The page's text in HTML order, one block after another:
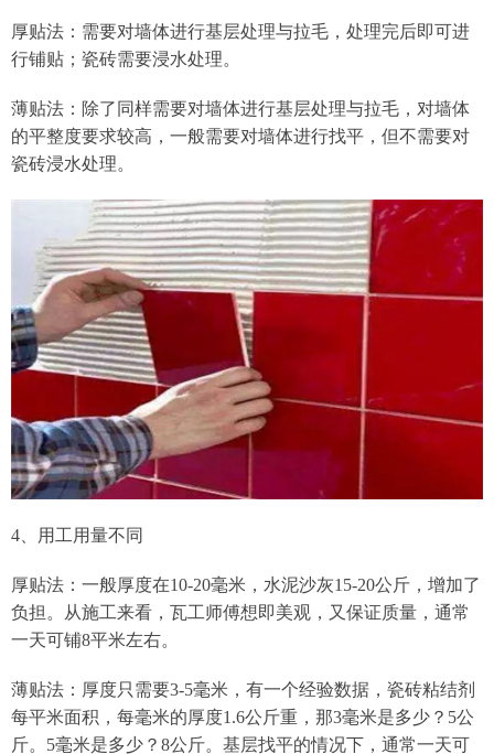
厚贴法：需要对墙体进行基层处理与拉毛，处理完后即可进
行铺贴；瓷砖需要浸水处理。
薄贴法：除了同样需要对墙体进行基层处理与拉毛，对墙体
的平整度要求较高，一般需要对墙体进行找平，但不需要对
瓷砖浸水处理。
4、用工用量不同
厚贴法：一般厚度在10-20毫米，水泥沙灰15-20公斤，增加了
负担。从施工来看，瓦工师傅想即美观，又保证质量，通常
一天可铺8平米左右。
薄贴法：厚度只需要3-5毫米，有一个经验数据，瓷砖粘结剂
每平米面积，每毫米的厚度1.6公斤重，那3毫米是多少？5公
斤。5毫米是多少？8公斤。基层找平的情况下，通常一天可